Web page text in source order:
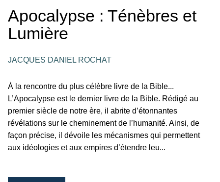
Apocalypse : Ténèbres et
Lumière
JACQUES DANIEL ROCHAT
À la rencontre du plus célèbre livre de la Bible...
L’Apocalypse est le dernier livre de la Bible. Rédigé au
premier siècle de notre ère, il abrite d’étonnantes
révélations sur le cheminement de l’humanité. Ainsi, de
façon précise, il dévoile les mécanismes qui permettent
aux idéologies et aux empires d’étendre leu...